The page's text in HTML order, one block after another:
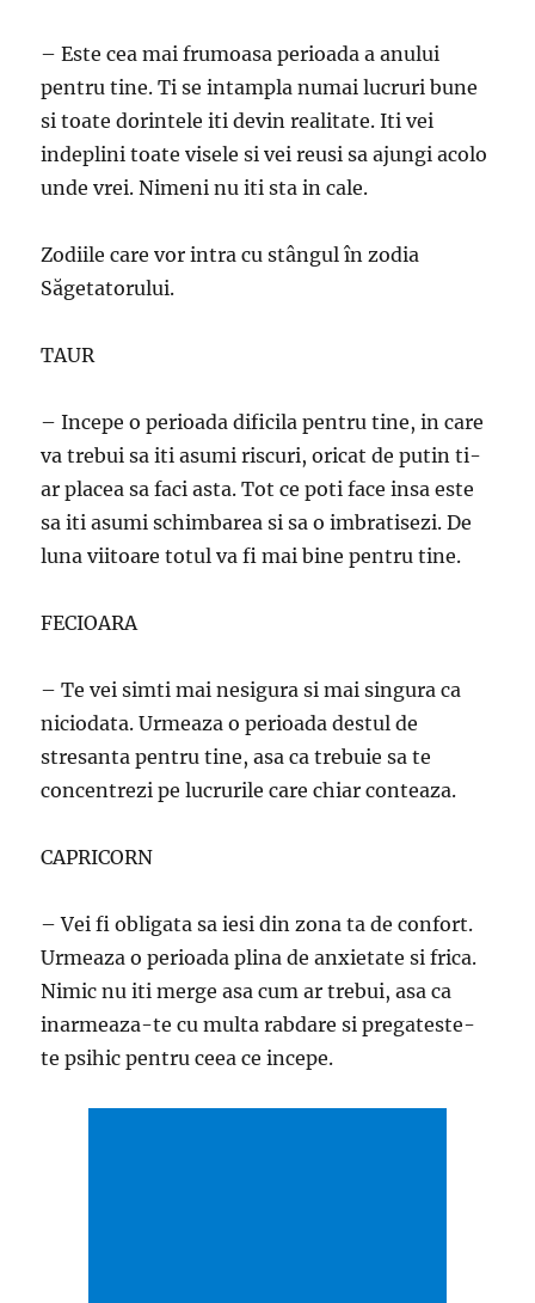
– Este cea mai frumoasa perioada a anului
pentru tine. Ti se intampla numai lucruri bune
si toate dorintele iti devin realitate. Iti vei
indeplini toate visele si vei reusi sa ajungi acolo
unde vrei. Nimeni nu iti sta in cale.
Zodiile care vor intra cu stângul în zodia
Săgetatorului.
TAUR
– Incepe o perioada dificila pentru tine, in care
va trebui sa iti asumi riscuri, oricat de putin ti-
ar placea sa faci asta. Tot ce poti face insa este
sa iti asumi schimbarea si sa o imbratisezi. De
luna viitoare totul va fi mai bine pentru tine.
FECIOARA
– Te vei simti mai nesigura si mai singura ca
niciodata. Urmeaza o perioada destul de
stresanta pentru tine, asa ca trebuie sa te
concentrezi pe lucrurile care chiar conteaza.
CAPRICORN
– Vei fi obligata sa iesi din zona ta de confort.
Urmeaza o perioada plina de anxietate si frica.
Nimic nu iti merge asa cum ar trebui, asa ca
inarmeaza-te cu multa rabdare si pregateste-
te psihic pentru ceea ce incepe.